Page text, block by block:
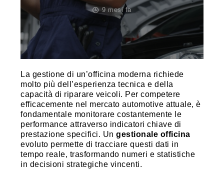
9 mesi fa
La gestione di un’officina moderna richiede
molto più dell’esperienza tecnica e della
capacità di riparare veicoli. Per competere
efficacemente nel mercato automotive attuale, è
fondamentale monitorare costantemente le
performance attraverso indicatori chiave di
prestazione specifici. Un gestionale officina
evoluto permette di tracciare questi dati in
tempo reale, trasformando numeri e statistiche
in decisioni strategiche vincenti.